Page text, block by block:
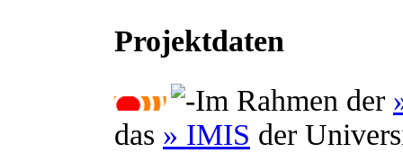
Projektdaten
Im Rahmen der
das » IMIS der